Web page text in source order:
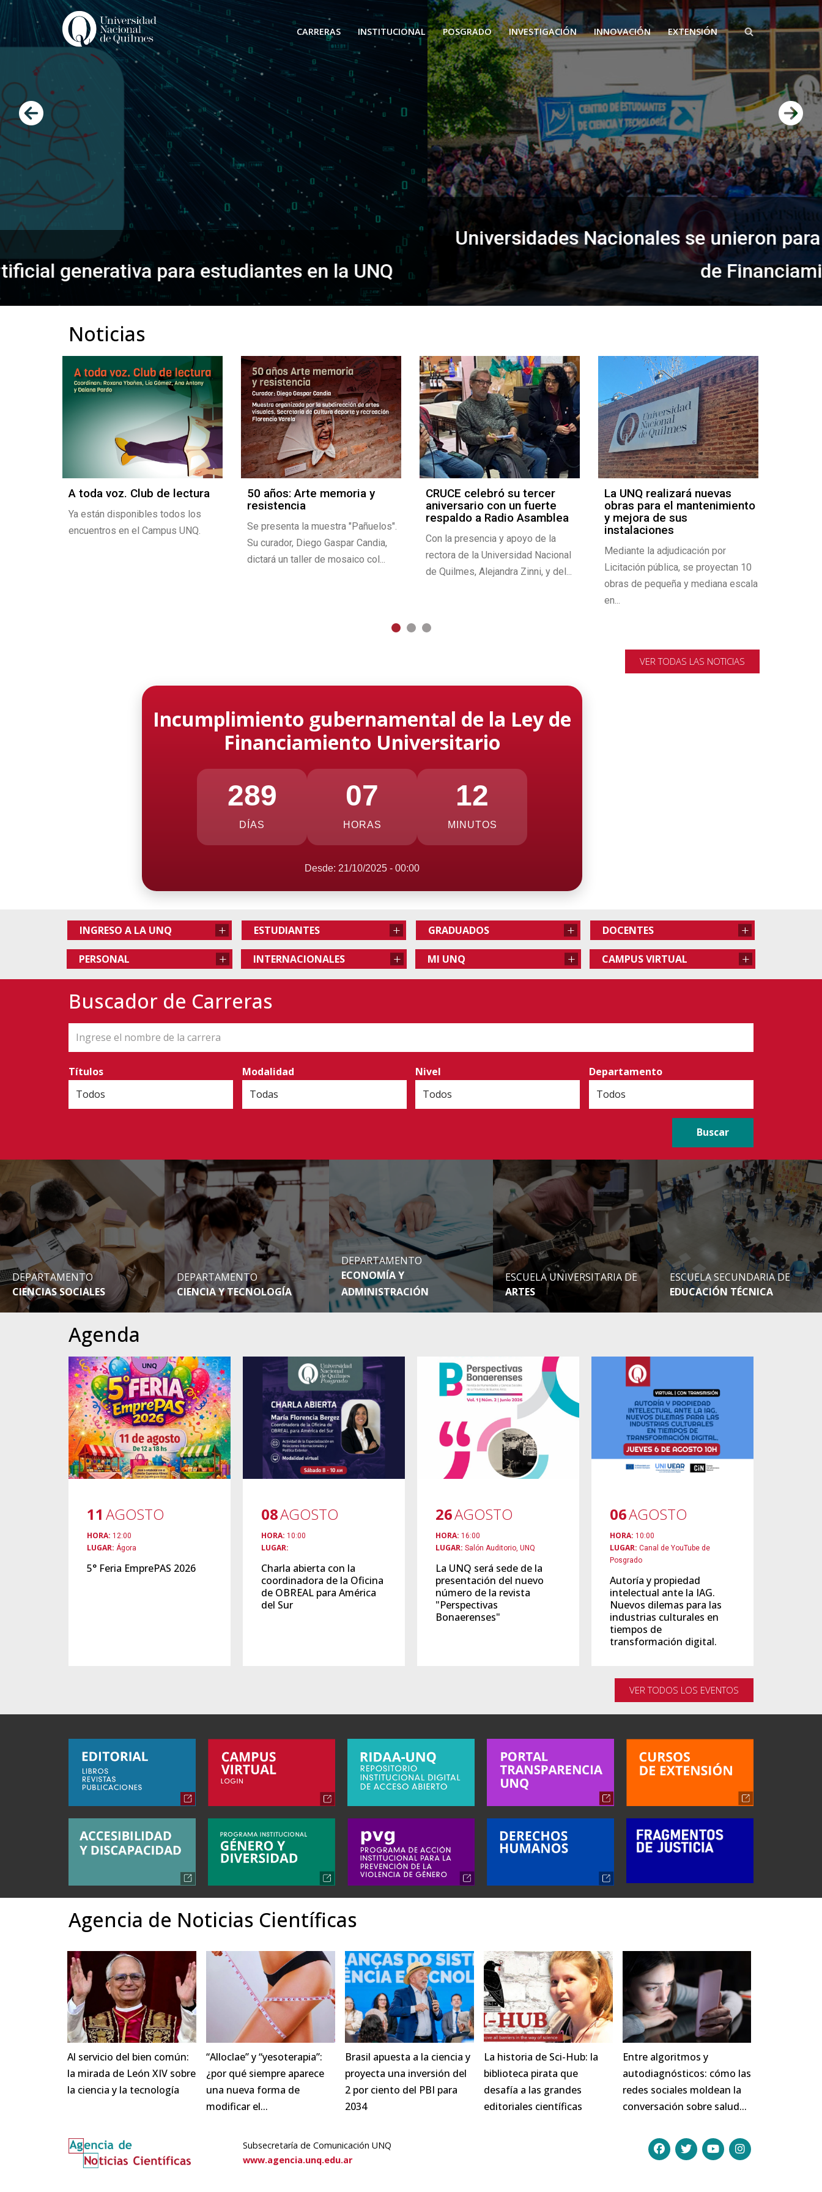
al
contenido
CARRERAS INSTITUCIONAL POSGRADO INVESTIGACIÓN INNOVACIÓN EXTENSIÓN
Universidades Nacionales se unieron para exigir al Gobierno Nacional que cumpla la Ley
de Financiamiento Universitario
Noticias
A toda voz. Club de lectura
Ya están disponibles todos los
encuentros en el Campus UNQ.
50 años: Arte memoria y
resistencia
Se presenta la muestra "Pañuelos".
Su curador, Diego Gaspar Candia,
dictará un taller de mosaico col...
CRUCE celebró su tercer
aniversario con un fuerte
respaldo a Radio Asamblea
Con la presencia y apoyo de la
rectora de la Universidad Nacional
de Quilmes, Alejandra Zinni, y del...
La UNQ realizará nuevas
obras para el mantenimiento
y mejora de sus
instalaciones
Mediante la adjudicación por
Licitación pública, se proyectan 10
obras de pequeña y mediana escala
en...
VER TODAS LAS NOTICIAS
Incumplimiento gubernamental de la Ley de
Financiamiento Universitario
289
DÍAS
07
HORAS
12
MINUTOS
Desde: 21/10/2025 - 00:00
+
INGRESO A LA UNQ +
ESTUDIANTES +
GRADUADOS +
DOCENTES
+
PERSONAL +
INTERNACIONALES +
MI UNQ +
CAMPUS VIRTUAL
Buscador de Carreras
Títulos Modalidad Nivel Departamento
DEPARTAMENTO
CIENCIAS SOCIALES
DEPARTAMENTO
CIENCIA Y TECNOLOGÍA
DEPARTAMENTO
ECONOMÍA Y
ADMINISTRACIÓN
ESCUELA UNIVERSITARIA DE
ARTES
ESCUELA SECUNDARIA DE
EDUCACIÓN TÉCNICA
Agenda
11 AGOSTO
HORA: 12:00
LUGAR: Ágora
5° Feria EmprePAS 2026
08AGOSTO
HORA: 10:00
LUGAR:
Charla abierta con la
coordinadora de la Oficina
de OBREAL para América
del Sur
26AGOSTO
HORA: 16:00
LUGAR: Salón Auditorio, UNQ
La UNQ será sede de la
presentación del nuevo
número de la revista
"Perspectivas
Bonaerenses"
06AGOSTO
HORA: 10:00
LUGAR: Canal de YouTube de
Posgrado
Autoría y propiedad
intelectual ante la IAG.
Nuevos dilemas para las
industrias culturales en
tiempos de
transformación digital.
VER TODOS LOS EVENTOS
Agencia de Noticias Científicas
Al servicio del bien común:
la mirada de León XIV sobre
la ciencia y la tecnología
“Alloclae” y “yesoterapia”:
¿por qué siempre aparece
una nueva forma de
modificar el...
Brasil apuesta a la ciencia y
proyecta una inversión del
2 por ciento del PBI para
2034
La historia de Sci-Hub: la
biblioteca pirata que
desafía a las grandes
editoriales científicas
Entre algoritmos y
autodiagnósticos: cómo las
redes sociales moldean la
conversación sobre salud...
Subsecretaría de Comunicación UNQ
www.agencia.unq.edu.ar